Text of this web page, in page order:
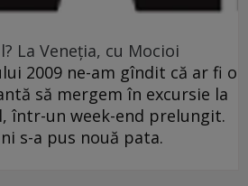
La Veneţia, cu Mocioi
2009 ne-am gîndit că ar fi o
să mergem în excursie la
într-un week-end prelungit.
s-a pus nouă pata.